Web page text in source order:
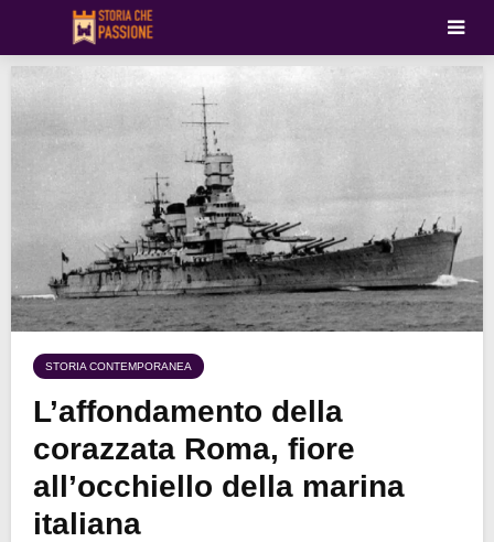
STORIA CONTEMPORANEA
L’affondamento della
corazzata Roma, fiore
all’occhiello della marina
italiana